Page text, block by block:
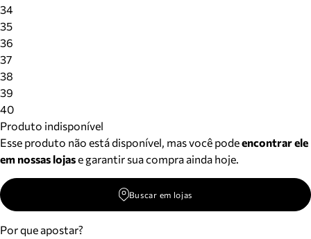
34
35
36
37
38
39
40
Produto indisponível
Esse produto não está disponível, mas você podeencontrar ele
em nossas lojase garantir sua compra ainda hoje.
Buscar em lojas
Por que apostar?